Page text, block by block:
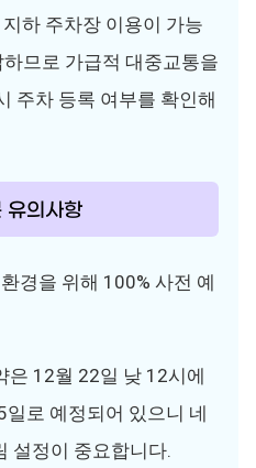
하 주차장 이용이 가능
므로 가급적 대중교통을
주차 등록 여부를 확인해
유의사항
경을 위해 100% 사전 예
은 12월 22일 낮 12시에
로 예정되어 있으니 네
설정이 중요합니다.